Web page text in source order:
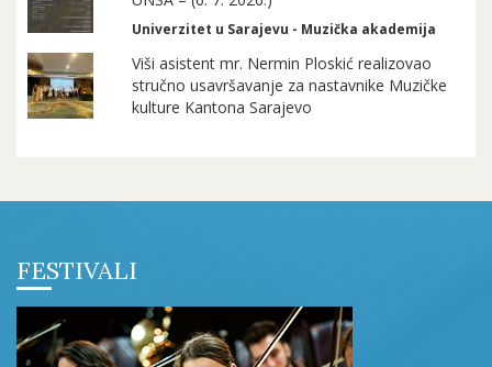
Univerzitet u Sarajevu - Muzička akademija
Viši asistent mr. Nermin Ploskić realizovao
stručno usavršavanje za nastavnike Muzičke
kulture Kantona Sarajevo
FESTIVALI